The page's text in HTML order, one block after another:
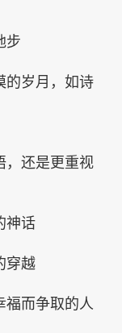
步
的岁月，如诗
，还是更重视
神话
穿越
福而争取的人